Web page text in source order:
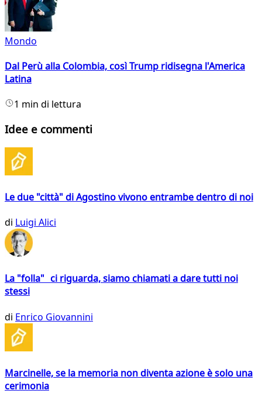
Mondo
Dal Perù alla Colombia, così Trump ridisegna l'America
Latina
1 min di lettura
Idee e commenti
Le due "città" di Agostino vivono entrambe dentro di noi
di Luigi Alici
La "folla" ci riguarda, siamo chiamati a dare tutti noi
stessi
di Enrico Giovannini
Marcinelle, se la memoria non diventa azione è solo una
cerimonia